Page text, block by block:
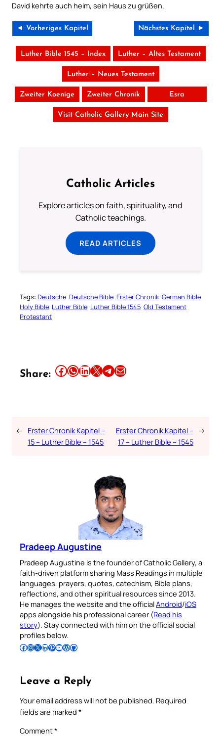
David kehrte auch heim, sein Haus zu grüßen.
◄ Vorheriges Kapitel Nächstes Kapitel ►
Luther Bible 1545 – Index Luther – Altes Testament
Luther – Neues Testament
Zweiter Koenige Zweiter Chronik Esra
Visit Catholic Gallery Main Site
Catholic Articles
Explore articles on faith, spirituality, and
Catholic teachings.
READ ARTICLES
Tags: Deutsche Deutsche Bible Erster Chronik German Bible
Holy Bible Luther Bible Luther Bible 1545 Old Testament
Protestant
Share: Share this article on Facebook Share this article on WhatsApp Share this article on LinkedIn Share this article on X Share this article on TelegramEmail this Article
← Erster Chronik Kapitel –
15 – Luther Bible – 1545
Erster Chronik Kapitel –
17 – Luther Bible – 1545
→
Pradeep Augustine
Pradeep Augustine is the founder of Catholic Gallery, a
faith-driven platform sharing Mass Readings in multiple
languages, prayers, quotes, catechism, Bible plans,
reflections, and other spiritual resources since 2013.
He manages the website and the officialAndroid/iOS
apps alongside his professional career (Read his
story). Stay connected with him on the official social
profiles below.
Follow Pradeep on Facebook Follow Pradeep on InstagramFollow Pradeep on X Follow Pradeep on LinkedIn Follow Pradeep on Pinterest Subscribe to Pradeep’s Youtube Channel Follow Pradeep on WordPress Follow Pradeep on GitHub
Leave a Reply
Your email address will not be published. Required
fields are marked *
Comment*